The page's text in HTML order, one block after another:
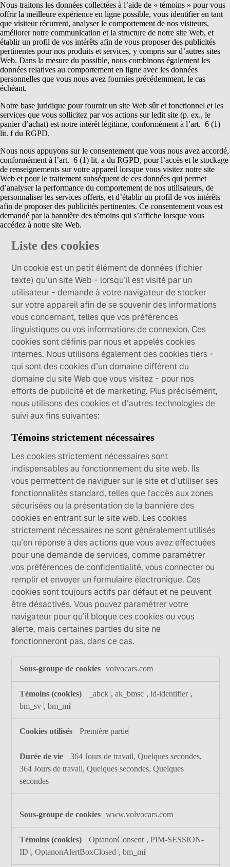
Nous traitons les données collectées à l’aide de « témoins » pour vous
offrir la meilleure expérience en ligne possible, vous identifier en tant
que visiteur récurrent, analyser le comportement de nos visiteurs,
améliorer notre communication et la structure de notre site Web, et
établir un profil de vos intérêts afin de vous proposer des publicités
pertinentes pour nos produits et services, y compris sur d’autres sites
Web. Dans la mesure du possible, nous combinons également les
données relatives au comportement en ligne avec les données
personnelles que vous nous avez fournies précédemment, le cas
échéant.
Notre base juridique pour fournir un site Web sûr et fonctionnel et les
services que vous sollicitez par vos actions sur ledit site (p. ex., le
panier d’achat) est notre intérêt légitime, conformément à l’art. 6 (1)
lit. f du RGPD.
Nous nous appuyons sur le consentement que vous nous avez accordé,
conformément à l’art. 6 (1) lit. a du RGPD, pour l’accès et le stockage
de renseignements sur votre appareil lorsque vous visitez notre site
Web et pour le traitement subséquent de ces données qui permet
d’analyser la performance du comportement de nos utilisateurs, de
personnaliser les services offerts, et d’établir un profil de vos intérêts
afin de proposer des publicités pertinentes. Ce consentement vous est
demandé par la bannière des témoins qui s’affiche lorsque vous
accédez à notre site Web.
Liste des cookies
Un cookie est un petit élément de données (fichier
texte) qu’un site Web - lorsqu’il est visité par un
utilisateur - demande à votre navigateur de stocker
sur votre appareil afin de se souvenir des informations
vous concernant, telles que vos préférences
linguistiques ou vos informations de connexion. Ces
cookies sont définis par nous et appelés cookies
internes. Nous utilisons également des cookies tiers -
qui sont des cookies d’un domaine différent du
domaine du site Web que vous visitez - pour nos
efforts de publicité et de marketing. Plus précisément,
nous utilisons des cookies et d’autres technologies de
suivi aux fins suivantes:
Témoins strictement nécessaires
Les cookies strictement nécessaires sont
indispensables au fonctionnement du site web. Ils
vous permettent de naviguer sur le site et d'utiliser ses
fonctionnalités standard, telles que l'accès aux zones
sécurisées ou la présentation de la bannière des
cookies en entrant sur le site web. Les cookies
strictement nécessaires ne sont généralement utilisés
qu'en réponse à des actions que vous avez effectuées
pour une demande de services, comme paramétrer
vos préférences de confidentialité, vous connecter ou
remplir et envoyer un formulaire électronique. Ces
cookies sont toujours actifs par défaut et ne peuvent
être désactivés. Vous pouvez paramétrer votre
navigateur pour qu'il bloque ces cookies ou vous
alerte, mais certaines parties du site ne
fonctionneront pas, dans ce cas.
Témoins
strictement
volvocars.com
_abck ,ak_bmsc ,ld-identifier ,
bm_sv ,bm_mi
Première partie
364 Jours de travail, Quelques secondes,
364 Jours de travail, Quelques secondes, Quelques
secondes
www.volvocars.com
OptanonConsent ,PIM-SESSION-
ID ,OptanonAlertBoxClosed ,bm_mi